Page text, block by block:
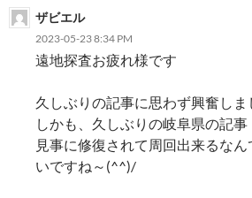
ョ ザビエル
2023-05-23 8:34 PM
遠地探査お疲れ様です
久しぶりの記事に思わず興奮しま
しかも、久しぶりの岐阜県の記事
見事に修復されて周回出来るなん
いですね～(^^)/